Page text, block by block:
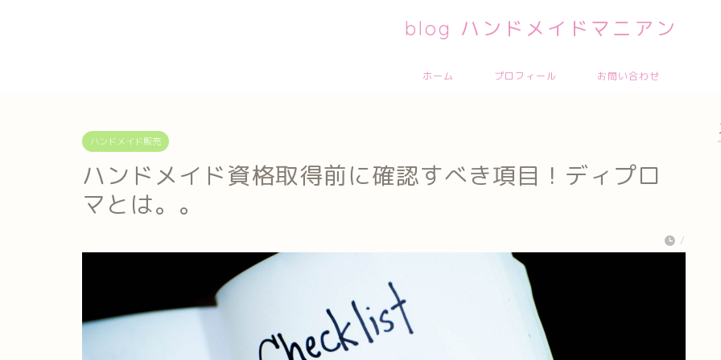
blog ハンドメイドマニアン
ホーム プロフィール お問い合わせ
ハンドメイド販売
ハンドメイド資格取得前に確認すべき項目！ディプロ
マとは。。
/